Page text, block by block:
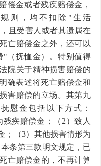
偿金或者残疾赔偿金，
则，均不扣除"生活
且受害人或者其遗属在
亡赔偿金之外，还可以
"（抚恤金）。特别值得
院关于精神损害赔偿的
确表述将死亡赔偿金和
害赔偿的立场。其第九
慰金包括以下方式：
残疾赔偿金；（2）致人
；（3）其他损害情形为
条第三款明文规定，已
亡赔偿金的，不再计算